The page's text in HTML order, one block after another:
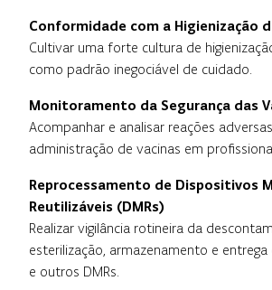
Conformidade com a Higienização
Cultivar uma forte cultura de
como padrão inegociável de cuidado.
Monitoramento da Segurança das
Acompanhar e analisar reações
administração de vacinas em
Reprocessamento de Dispositivos
Reutilizáveis (DMRs)
Realizar vigilância rotineira da
esterilização, armazenamento e
e outros DMRs.